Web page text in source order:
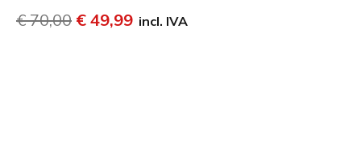
Preço com desconto de
€ 70,00 para
€ 49,99 incl. IVA